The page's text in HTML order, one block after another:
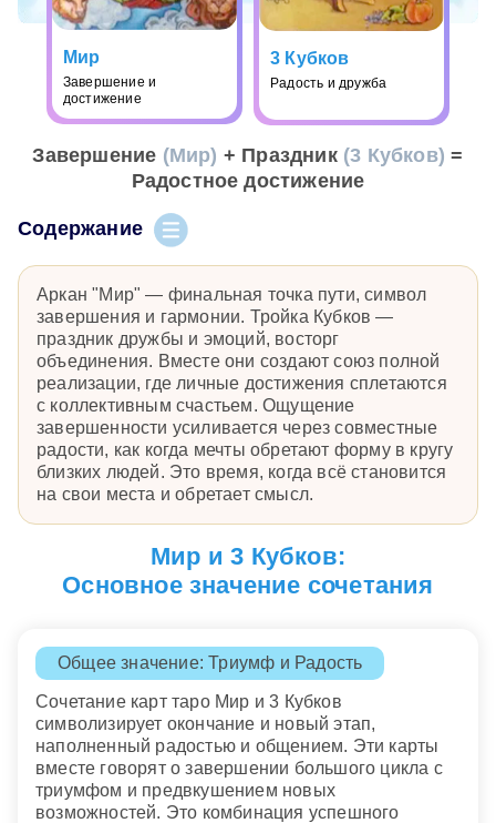
Мир
Завершение и
достижение
3 Кубков
Радость и дружба
Завершение (Мир) + Праздник (3 Кубков) =
Радостное достижение
Содержание
Аркан "Мир" — финальная точка пути, символ
завершения и гармонии. Тройка Кубков —
праздник дружбы и эмоций, восторг
объединения. Вместе они создают союз полной
реализации, где личные достижения сплетаются
с коллективным счастьем. Ощущение
завершенности усиливается через совместные
радости, как когда мечты обретают форму в кругу
близких людей. Это время, когда всё становится
на свои места и обретает смысл.
Мир и 3 Кубков:
Основное значение сочетания
Общее значение: Триумф и Радость
Сочетание карт таро Мир и 3 Кубков
символизирует окончание и новый этап,
наполненный радостью и общением. Эти карты
вместе говорят о завершении большого цикла с
триумфом и предвкушением новых
возможностей. Это комбинация успешного